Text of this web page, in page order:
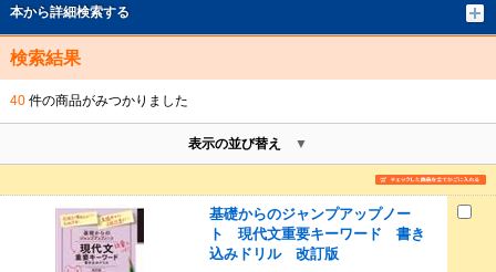
本から詳細検索する
検索結果
40件の商品がみつかりました
表示の並び替え
基礎からのジャンプアップノー
ト 現代文重要キーワード 書き
込みドリル 改訂版